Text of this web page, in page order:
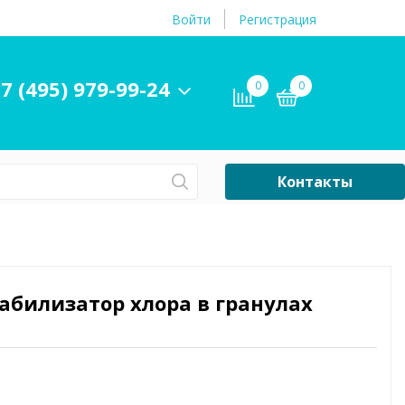
Войти Регистрация
(495) 979-99-24 0 0
принадлежности
Контакты
хлора в гранулах